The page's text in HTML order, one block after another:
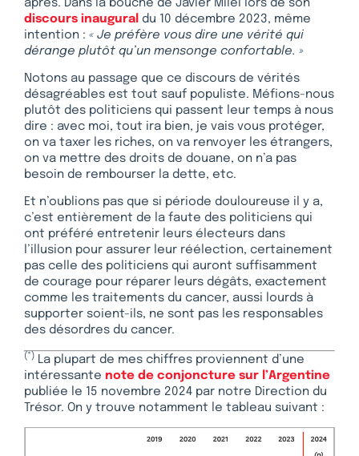
après. Dans la bouche de Javier Milei lors de son
discours inaugural du 10 décembre 2023, même
intention : « Je préfère vous dire une vérité qui
dérange plutôt qu’un mensonge confortable. »
Notons au passage que ce discours de vérités
désagréables est tout sauf populiste. Méfions-nous
plutôt des politiciens qui passent leur temps à nous
dire : avec moi, tout ira bien, je vais vous protéger,
on va taxer les riches, on va renvoyer les étrangers,
on va mettre des droits de douane, on n’a pas
besoin de rembourser la dette, etc.
Et n’oublions pas que si période douloureuse il y a,
c’est entièrement de la faute des politiciens qui
ont préféré entretenir leurs électeurs dans
l’illusion pour assurer leur réélection, certainement
pas celle des politiciens qui auront suffisamment
de courage pour réparer leurs dégâts, exactement
comme les traitements du cancer, aussi lourds à
supporter soient-ils, ne sont pas les responsables
des désordres du cancer.
(*) La plupart de mes chiffres proviennent d’une
intéressante note de conjoncture sur l’Argentine
publiée le 15 novembre 2024 par notre Direction du
Trésor. On y trouve notamment le tableau suivant :